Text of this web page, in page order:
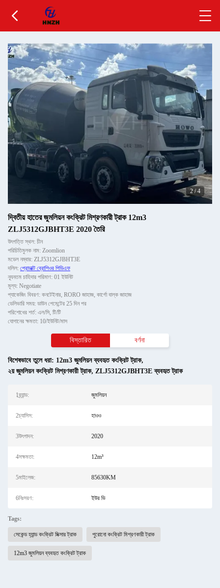
2/4
দ্বিতীয় হাতের জুমলিয়ন কংক্রিট মিশ্রণকারী ট্রাক 12m3
ZLJ5312GJBHT3E 2020 তৈরি
উৎপত্তি স্থল: চীন
পরিচিতিমুলক নাম: Zoomlion
মডেল নম্বার: ZLJ5312GJBHT3E
দলিল: প্রোডাক্ট ব্রোশিওর পিডিএফ
ন্যূনতম চাহিদার পরিমাণ: 01 ইউনিট
মূল্য: Negotiate
প্যাকেজিং বিবরণ: কনটেইনার, RORO জাহাজ, কার্গো বাল্ক জাহাজ
ডেলিভারি সময়: ডাউন পেমেন্টের 25 দিন পর
পরিশোধের শর্ত: এল/সি, টি/টি
যোগানের ক্ষমতা: 10/ইউনিট/মাস
বিস্তারিত বর্ণনা
বিশেষভাবে তুলে ধরা: 12m3 জুমলিয়ন ব্যবহৃত কংক্রিট ট্রাক,
২য় জুমলিয়ন কংক্রিট মিশ্রণকারী ট্রাক, ZLJ5312GJBHT3E ব্যবহৃত ট্রাক
1ব্র্যান্ড: জুমলিয়ন
2চ্যাসিস: হাওও
3উৎপাদন: 2020
4সক্ষমতা: 12m³
5মাইলেজ: 85630KM
6নিঃসরণ: ইউর ভি
Tags:
সেকেন্ড হ্যান্ড কংক্রিট মিক্সার ট্রাক পুরোনো কংক্রিট মিশ্রণকারী ট্রাক
12m3 জুমলিয়ন ব্যবহৃত কংক্রিট ট্রাক